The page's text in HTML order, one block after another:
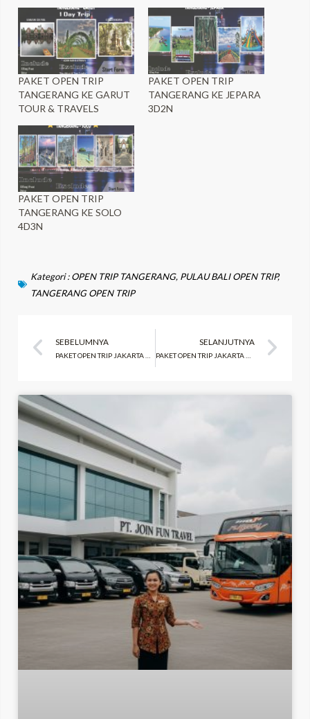
PAKET OPEN TRIP
TANGERANG KE GARUT
TOUR & TRAVELS
PAKET OPEN TRIP
TANGERANG KE JEPARA
3D2N
PAKET OPEN TRIP
TANGERANG KE SOLO
4D3N
Kategori :OPEN TRIP TANGERANG, PULAU BALI OPEN TRIP,
TANGERANG OPEN TRIP
Prev
SEBELUMNYA SELANJUTNYA